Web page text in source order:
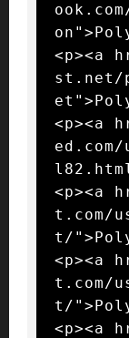
<p><a
st.net/
<p><a
<p><a
t.com/
t/
<p><a
t.com/
t/
<p><a